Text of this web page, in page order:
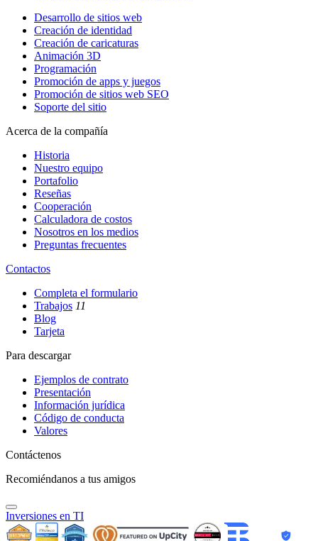
Desarrollo de sitios web
Creación de identidad
Creación de caricaturas
Animación 3D
Programación
Promoción de apps y juegos
Promoción de sitios web SEO
Soporte del sitio
Acerca de la compañía
Historia
Nuestro equipo
Portafolio
Reseñas
Cooperación
Calculadora de costos
Nosotros en los medios
Preguntas frecuentes
Contactos
Completa el formulario
Trabajos 11
Blog
Tarjeta
Para descargar
Ejemplos de contrato
Presentación
Información jurídica
Código de conducta
Valores
Contáctenos
Recomiéndanos a tus amigos
Inversiones en TI